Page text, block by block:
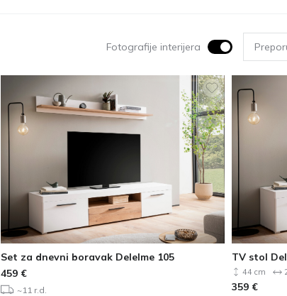
Fotografije interijera
Set za dnevni boravak Delelme 105
459 €
~11 r.d.
TV stol
44 cm
359 €